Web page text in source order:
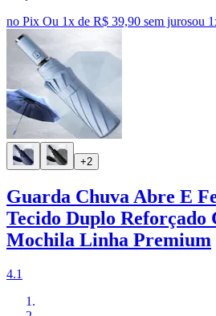
no Pix Ou 1x de R$ 39,90 sem jurosou 1
+2
Guarda Chuva Abre E
Tecido Duplo Reforçado
Mochila Linha Premium
4.1